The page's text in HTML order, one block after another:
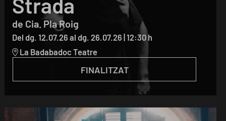
FINALITZAT
de Cia. Pla Roig
Del dg. 12.07.26al dg. 26.07.26|12:30 h
La Badabadoc Teatre